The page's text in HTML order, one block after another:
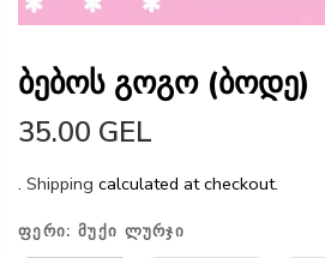
ბებოს გოგო (ბოდე)
35.00 GEL
. Shipping calculated at checkout.
ᲤᲔᲠᲘ: ᲛᲣᲥᲘ ᲚᲣᲠᲯᲘ